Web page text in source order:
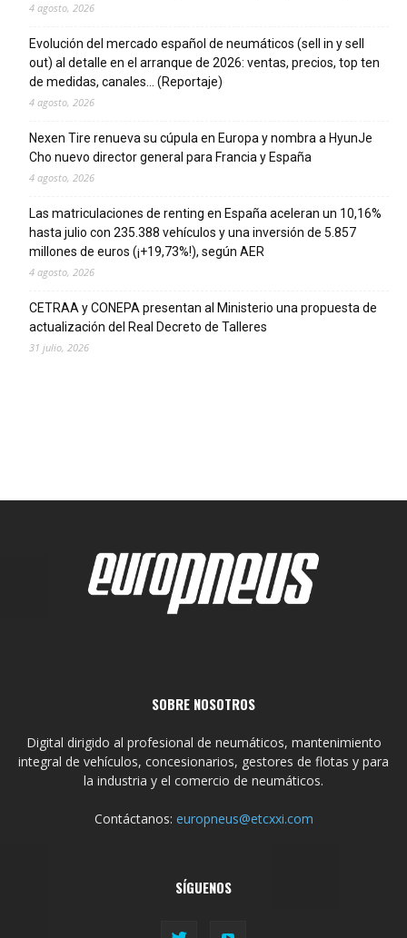
4 agosto, 2026
Evolución del mercado español de neumáticos (sell in y sell
out) al detalle en el arranque de 2026: ventas, precios, top ten
de medidas, canales… (Reportaje)
4 agosto, 2026
Nexen Tire renueva su cúpula en Europa y nombra a HyunJe
Cho nuevo director general para Francia y España
4 agosto, 2026
Las matriculaciones de renting en España aceleran un 10,16%
hasta julio con 235.388 vehículos y una inversión de 5.857
millones de euros (¡+19,73%!), según AER
4 agosto, 2026
CETRAA y CONEPA presentan al Ministerio una propuesta de
actualización del Real Decreto de Talleres
31 julio, 2026
SOBRE NOSOTROS
Digital dirigido al profesional de neumáticos, mantenimiento
integral de vehículos, concesionarios, gestores de flotas y para
la industria y el comercio de neumáticos.
Contáctanos: europneus@etcxxi.com
SÍGUENOS